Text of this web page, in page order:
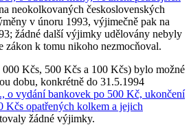
neokolkovaných československých
v únoru 1993, výjimečně pak na
žádné další výjimky udělovány nebyly
zákon k tomu nikoho nezmocňoval.
Kčs, 500 Kčs a 100 Kčs) bylo možné
dobu, konkrétně do 31.5.1994
o vydání bankovek po 500 Kč, ukončení
Kčs opatřených kolkem a jejich
žádné výjimky.